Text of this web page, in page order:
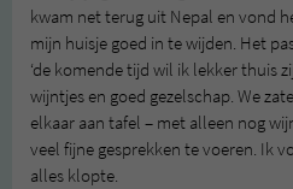
kwam net terug uit Nepal en vond
mijn huisje goed in te wijden. Het
‘de komende tijd wil ik lekker thuis
wijntjes en goed gezelschap. We
elkaar aan tafel – met alleen nog
veel fijne gesprekken te voeren. Ik
alles klopte.